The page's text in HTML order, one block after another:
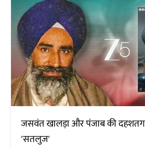
जसवंत खालड़ा और पंजाब की
'सतलुज'